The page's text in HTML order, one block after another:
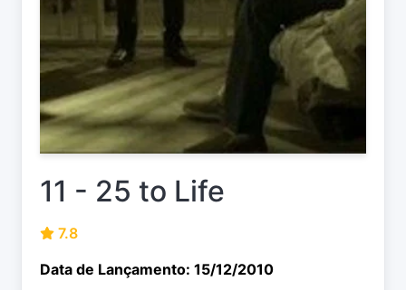
11 - 25 to Life
7.8
Data de Lançamento: 15/12/2010